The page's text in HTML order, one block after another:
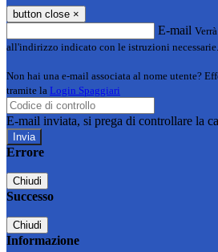
button close ×
E-mail
all'indirizzo indicato con le istruzioni necessarie.
Non hai una e-mail associata al nome utente?
tramite la Login Spaggiari
E-mail inviata, si prega di controllare la
Errore
Chiudi
Successo
Chiudi
Informazione